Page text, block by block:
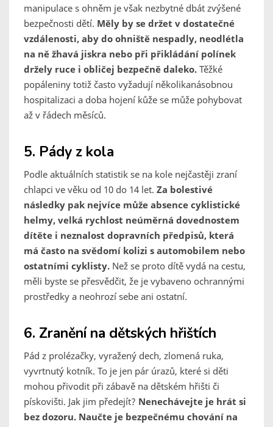
manipulace s ohněm je však nezbytné dbát zvýšené
bezpečnosti dětí. Měly by se držet v dostatečné
vzdálenosti, aby do ohniště nespadly, neodlétla
na ně žhavá jiskra nebo při přikládání polínek
držely ruce i obličej bezpečně daleko. Těžké
popáleniny totiž často vyžadují několikanásobnou
hospitalizaci a doba hojení kůže se může pohybovat
až v řádech měsíců.
5. Pády z kola
Podle aktuálních statistik se na kole nejčastěji zraní
chlapci ve věku od 10 do 14 let. Za bolestivé
následky pak nejvíce může absence cyklistické
helmy, velká rychlost neúměrná dovednostem
dítěte i neznalost dopravních předpisů, která
má často na svědomí kolizi s automobilem nebo
ostatními cyklisty. Než se proto dítě vydá na cestu,
měli byste se přesvědčit, že je vybaveno ochrannými
prostředky a neohrozí sebe ani ostatní.
6. Zranění na dětských hřištích
Pád z prolézačky, vyražený dech, zlomená ruka,
vyvrtnutý kotník. To je jen pár úrazů, které si děti
mohou přivodit při zábavě na dětském hřišti či
pískovišti. Jak jim předejít? Nenechávejte je hrát si
bez dozoru. Naučte je bezpečnému chování na